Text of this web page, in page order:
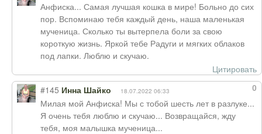
Анфиска... Самая лучшая кошка в мире! Больно до сих
пор. Вспоминаю тебя каждый день, наша маленькая
мученица. Сколько ты вытерпела боли за свою
короткую жизнь. Яркой тебе Радуги и мягких облаков
под лапки. Люблю и скучаю.
Цитировать
0
#145 Инна Шайко 18.07.2022 06:33
Милая мой Анфиска! Мы с тобой шесть лет в разлуке...
Я очень тебя люблю и скучаю... Возвращайся, жду
тебя, моя малышка мученица...